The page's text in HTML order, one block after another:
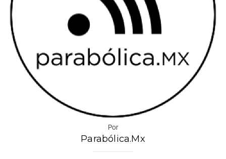
Por
Parabólica.Mx